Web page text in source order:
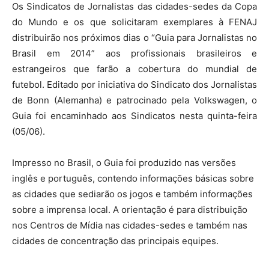
Os Sindicatos de Jornalistas das cidades-sedes da Copa
do Mundo e os que solicitaram exemplares à FENAJ
distribuirão nos próximos dias o “Guia para Jornalistas no
Brasil em 2014” aos profissionais brasileiros e
estrangeiros que farão a cobertura do mundial de
futebol. Editado por iniciativa do Sindicato dos Jornalistas
de Bonn (Alemanha) e patrocinado pela Volkswagen, o
Guia foi encaminhado aos Sindicatos nesta quinta-feira
(05/06).
Impresso no Brasil, o Guia foi produzido nas versões
inglês e português, contendo informações básicas sobre
as cidades que sediarão os jogos e também informações
sobre a imprensa local. A orientação é para distribuição
nos Centros de Mídia nas cidades-sedes e também nas
cidades de concentração das principais equipes.